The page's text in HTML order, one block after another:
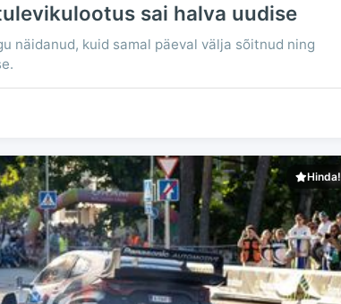
sai halva uudise
näidanud, kuid samal päeval välja sõitnud ning
Hinda!